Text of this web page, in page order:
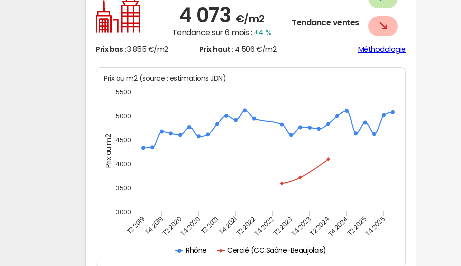
4 073 €/m2
Tendance sur 6 mois : +4 %
Tendance ventes
Prix bas : 3 855 €/m2 Prix haut : 4 506 €/m2 Méthodologie
Prix au m2
Prix au m2 (source : estimations JDN)
Rhône Cercié (CC Saône-Beaujolais)
T2 2019T4 2019T2 2020T4 2020T2 2021T4 2021T2 2022T4 2022T2 2023T4 2023T2 2024T4 2024T2 2025T4 2025
3000
3500
4000
4500
5000
5500